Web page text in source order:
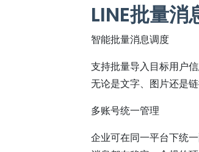
LINE批量
智能批量消息调度
支持批量导入目标用户
无论是文字、图片还是
多账号统一管理
企业可在同一平台下统